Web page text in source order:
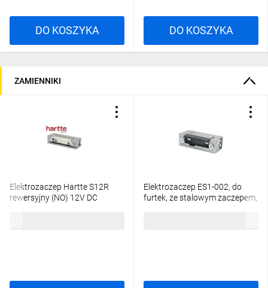
DO KOSZYKA DO KOSZYKA
ZAMIENNIKI
Elektrozaczep Hartte S12R
rewersyjny (NO) 12V DC
Elektrozaczep ES1-002, do
furtek, ze stalowym zaczepem,